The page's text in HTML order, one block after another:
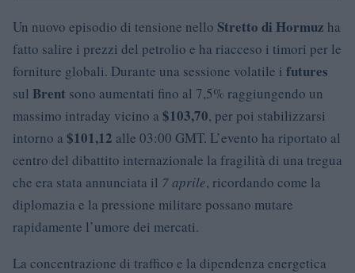
Un nuovo episodio di tensione nello Stretto di Hormuz ha
fatto salire i prezzi del petrolio e ha riacceso i timori per le
forniture globali. Durante una sessione volatile i futures
sul Brent sono aumentati fino al 7,5% raggiungendo un
massimo intraday vicino a $103,70, per poi stabilizzarsi
intorno a $101,12 alle 03:00 GMT. L’evento ha riportato al
centro del dibattito internazionale la fragilità di una tregua
che era stata annunciata il 7 aprile, ricordando come la
diplomazia e la pressione militare possano mutare
rapidamente l’umore dei mercati.
La concentrazione di traffico e la dipendenza energetica